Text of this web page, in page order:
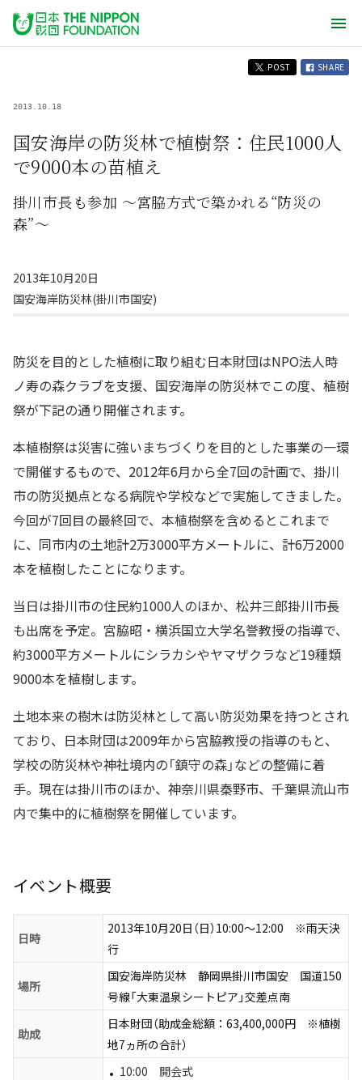
POST SHARE
2013.10.18
国安海岸の防災林で植樹祭：住民1000人
で9000本の苗植え
掛川市長も参加 〜宮脇方式で築かれる“防災の
森”〜
2013年10月20日
国安海岸防災林(掛川市国安)
防災を目的とした植樹に取り組む日本財団はNPO法人時
ノ寿の森クラブを支援、国安海岸の防災林でこの度、植樹
祭が下記の通り開催されます。
本植樹祭は災害に強いまちづくりを目的とした事業の一環
で開催するもので、2012年6月から全7回の計画で、掛川
市の防災拠点となる病院や学校などで実施してきました。
今回が7回目の最終回で、本植樹祭を含めるとこれまで
に、同市内の土地計2万3000平方メートルに、計6万2000
本を植樹したことになります。
当日は掛川市の住民約1000人のほか、松井三郎掛川市長
も出席を予定。宮脇昭・横浜国立大学名誉教授の指導で、
約3000平方メートルにシラカシやヤマザクラなど19種類
9000本を植樹します。
土地本来の樹木は防災林として高い防災効果を持つとされ
ており、日本財団は2009年から宮脇教授の指導のもと、
学校の防災林や神社境内の「鎮守の森」などの整備に着
手。現在は掛川市のほか、神奈川県秦野市、千葉県流山市
内で集中的に植樹祭を開催しています。
イベント概要
日時
2013年10月20日（日）10:00〜12:00 ※雨天決
行
場所
国安海岸防災林 静岡県掛川市国安 国道150
号線「大東温泉シートピア」交差点南
助成
日本財団（助成金総額：63,400,000円 ※植樹
地7ヵ所の合計）
10:00 開会式